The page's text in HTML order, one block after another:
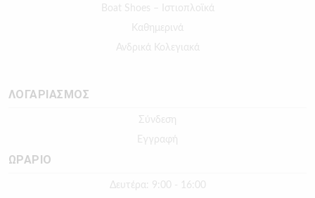
Boat Shoes – Ιστιοπλοϊκά
Καθημερινά
Ανδρικά Κολεγιακά
ΛΟΓΑΡΙΑΣΜΟΣ
Σύνδεση
Εγγραφή
ΩΡΑΡΙΟ
Δευτέρα: 9:00 - 16:00